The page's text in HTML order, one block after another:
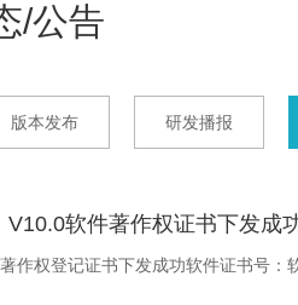
/公告
版本发布 研发播报
软件著作权证书下发成
作权登记证书下发成功软件证书号：